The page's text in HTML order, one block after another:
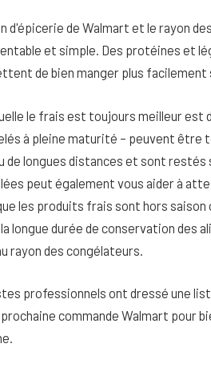
d'épicerie de Walmart et le rayon
et simple. Des protéines et
de bien manger plus facilement
le frais est toujours meilleur
à pleine maturité – peuvent
de longues distances et sont restés
peut également vous aider à
les produits frais sont hors saison
longue durée de conservation des
rayon des congélateurs.
professionnels ont dressé une
commande Walmart pour
et lumineuse